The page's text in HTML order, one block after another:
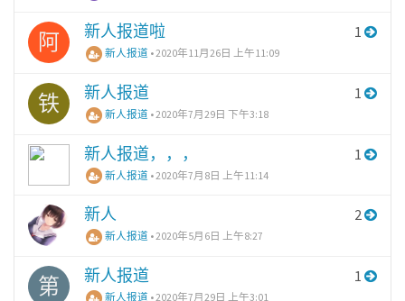
阿 新人报道啦
新人报道 •2020年11月26日 上午11:09
1
铁 新人报道
新人报道 •2020年7月29日 下午3:18
1
新人报道，，，
新人报道 •2020年7月8日 上午11:14
1
新人
新人报道 •2020年5月6日 上午8:27
2
第 新人报道
新人报道 •2020年7月29日 上午3:01
1